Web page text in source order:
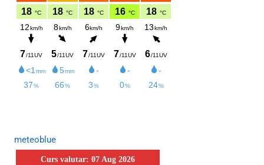
meteoblue
Curs valutar: 07 Aug 2026